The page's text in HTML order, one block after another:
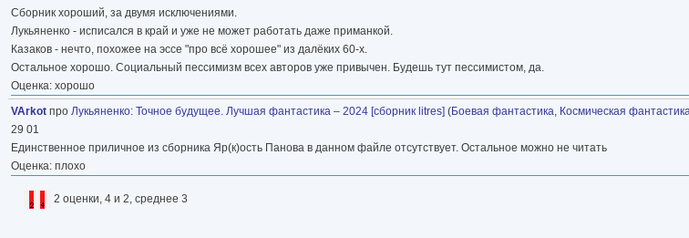
Сборник хороший, за двумя исключениями.
Лукьяненко - исписался в край и уже не может работать даже приманкой.
Казаков - нечто, похожее на эссе "про всё хорошее" из далёких 60-х.
Остальное хорошо. Социальный пессимизм всех авторов уже привычен. Будешь тут пессимистом, да.
Оценка: хорошо
VArkot про Лукьяненко: Точное будущее. Лучшая фантастика – 2024 [сборник litres] (Боевая фантастика, Космическая
29 01
Единственное приличное из сборника Яр(к)ость Панова в данном файле отсутствует. Остальное можно не читать
Оценка: плохо
2 оценки, 4 и 2, среднее 3